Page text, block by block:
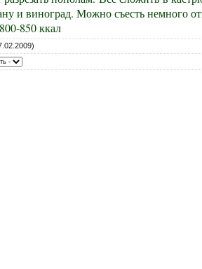
и виноград. Можно съесть немного
850 ккал